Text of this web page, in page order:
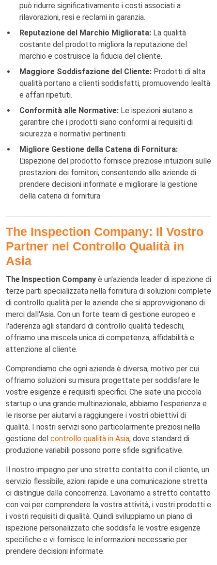
può ridurre significativamente i costi associati a
rilavorazioni, resi e reclami in garanzia.
Reputazione del Marchio Migliorata: La qualità
costante del prodotto migliora la reputazione del
marchio e costruisce la fiducia del cliente.
Maggiore Soddisfazione del Cliente: Prodotti di alta
qualità portano a clienti soddisfatti, promuovendo lealtà
e affari ripetuti.
Conformità alle Normative: Le ispezioni aiutano a
garantire che i prodotti siano conformi ai requisiti di
sicurezza e normativi pertinenti.
Migliore Gestione della Catena di Fornitura:
L'ispezione del prodotto fornisce preziose intuizioni sulle
prestazioni dei fornitori, consentendo alle aziende di
prendere decisioni informate e migliorare la gestione
della catena di fornitura.
The Inspection Company: Il Vostro
Partner nel Controllo Qualità in
Asia
The Inspection Company è un'azienda leader di ispezione di
terze parti specializzata nella fornitura di soluzioni complete
di controllo qualità per le aziende che si approvvigionano di
merci dall'Asia. Con un forte team di gestione europeo e
l'aderenza agli standard di controllo qualità tedeschi,
offriamo una miscela unica di competenza, affidabilità e
attenzione al cliente.
Comprendiamo che ogni azienda è diversa, motivo per cui
offriamo soluzioni su misura progettate per soddisfare le
vostre esigenze e requisiti specifici. Che siate una piccola
startup o una grande multinazionale, abbiamo l'esperienza e
le risorse per aiutarvi a raggiungere i vostri obiettivi di
qualità. I nostri servizi sono particolarmente preziosi nella
gestione del controllo qualità in Asia, dove standard di
produzione variabili possono porre sfide significative.
Il nostro impegno per uno stretto contatto con il cliente, un
servizio flessibile, azioni rapide e una comunicazione stretta
ci distingue dalla concorrenza. Lavoriamo a stretto contatto
con voi per comprendere la vostra attività, i vostri prodotti e
i vostri requisiti di qualità. Quindi sviluppiamo un piano di
ispezione personalizzato che soddisfa le vostre esigenze
specifiche e vi fornisce le informazioni necessarie per
prendere decisioni informate.